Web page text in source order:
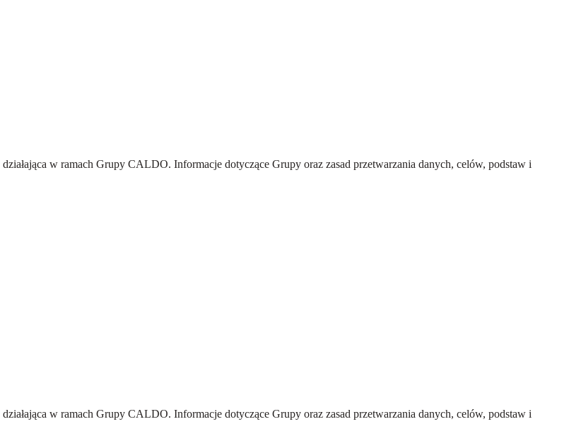
działająca w ramach Grupy CALDO. Informacje dotyczące Grupy oraz zasad przetwarzania danych, celów, podstaw i
działająca w ramach Grupy CALDO. Informacje dotyczące Grupy oraz zasad przetwarzania danych, celów, podstaw i